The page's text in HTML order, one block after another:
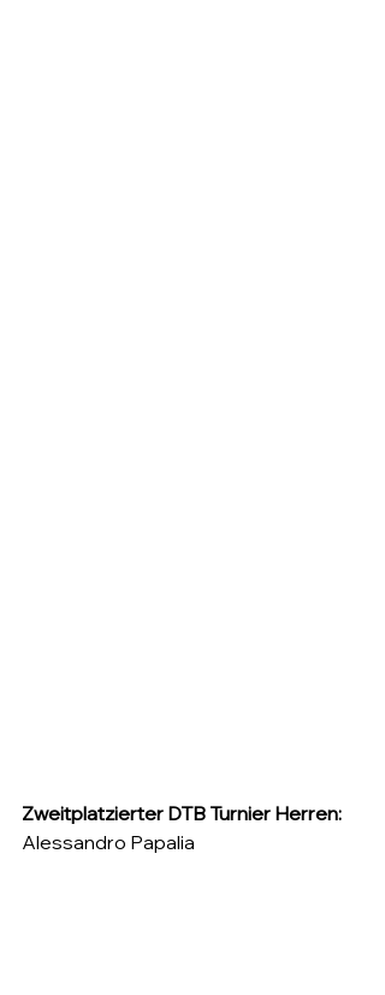
Zweitplatzierter DTB Turnier Herren:
Alessandro Papalia